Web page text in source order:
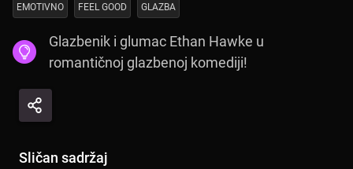
EMOTIVNO FEEL GOOD GLAZBA
Glazbenik i glumac Ethan Hawke u
romantičnoj glazbenoj komediji!
Sličan sadržaj